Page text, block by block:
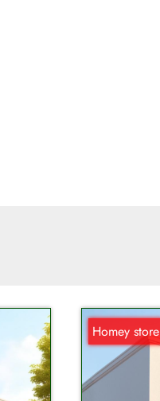
Homey store